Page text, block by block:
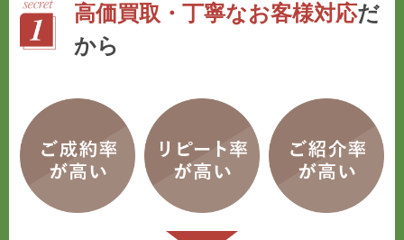
高価買取・丁寧なお客様対応だ
から